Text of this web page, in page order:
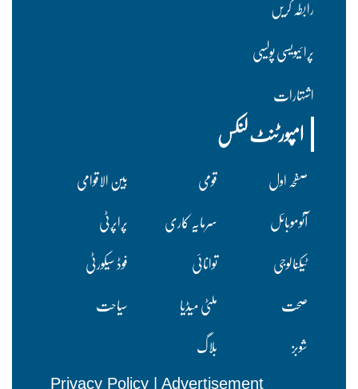
رابطہ کریں
پرا ئیویسی پولسیی
اشتہارات
امپورٹنٹ لنکس
صفحہ اول قومی
بین الاقوامی
آٹوموبائل
سرمایہ کاری
پراپرٹی
ٹیکنالوجی
توانائی
فوڈ سیکورٹی
صحت
ملٹی میڈیا
سیاحت
شوبز
بلاگ
Privacy Policy Advertisement